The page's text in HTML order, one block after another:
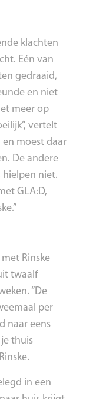
klachten
Eén van
gedraaid,
en niet
meer op
vertelt
en moest daar
De andere
hielpen niet.
GLA:D,
Rinske
twaalf
“De
per
naar eens
thuis
in een